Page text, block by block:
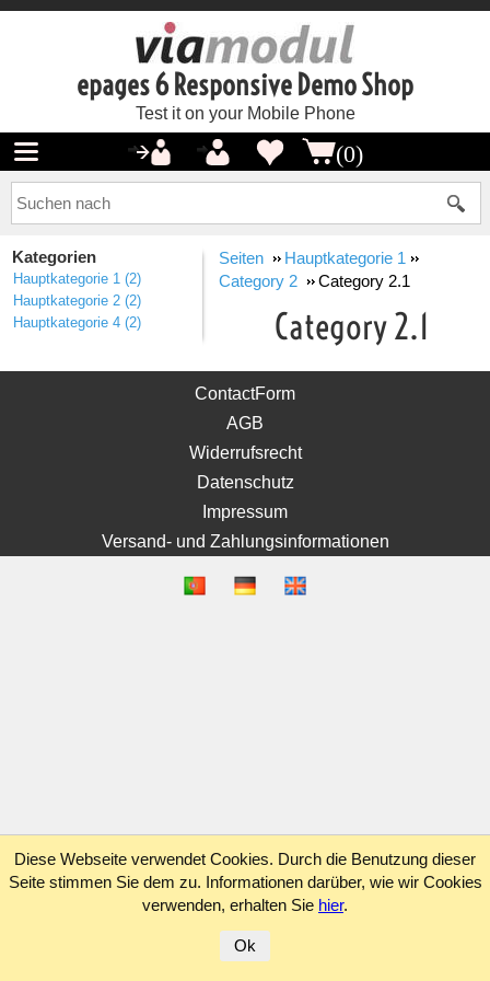
epages 6 Responsive Demo Shop
Test it on your Mobile Phone
(0)
Kategorien
Hauptkategorie 1 (2)
Hauptkategorie 2 (2)
Hauptkategorie 4 (2)
Seiten
Hauptkategorie 1
Category 2
Category 2.1
Category 2.1
ContactForm
AGB
Widerrufsrecht
Datenschutz
Impressum
Versand- und Zahlungsinformationen
Diese Webseite verwendet Cookies. Durch die Benutzung dieser
Seite stimmen Sie dem zu. Informationen darüber, wie wir Cookies
verwenden, erhalten Sie hier.
Ok